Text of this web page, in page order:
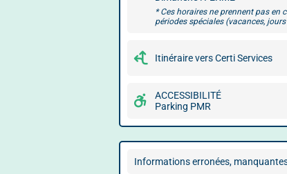
* Ces horaires ne prennent pas en
périodes spéciales (vacances, jours
Itinéraire vers Certi Services
ACCESSIBILITÉ
Parking PMR
Informations erronées,